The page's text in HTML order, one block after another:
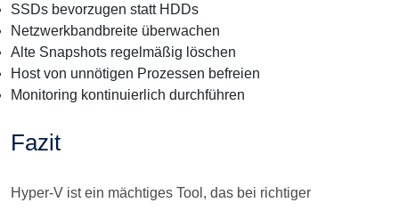
SSDs bevorzugen statt HDDs
Netzwerkbandbreite überwachen
Alte Snapshots regelmäßig löschen
Host von unnötigen Prozessen befreien
Monitoring kontinuierlich durchführen
Fazit
Hyper-V ist ein mächtiges Tool, das bei richtiger